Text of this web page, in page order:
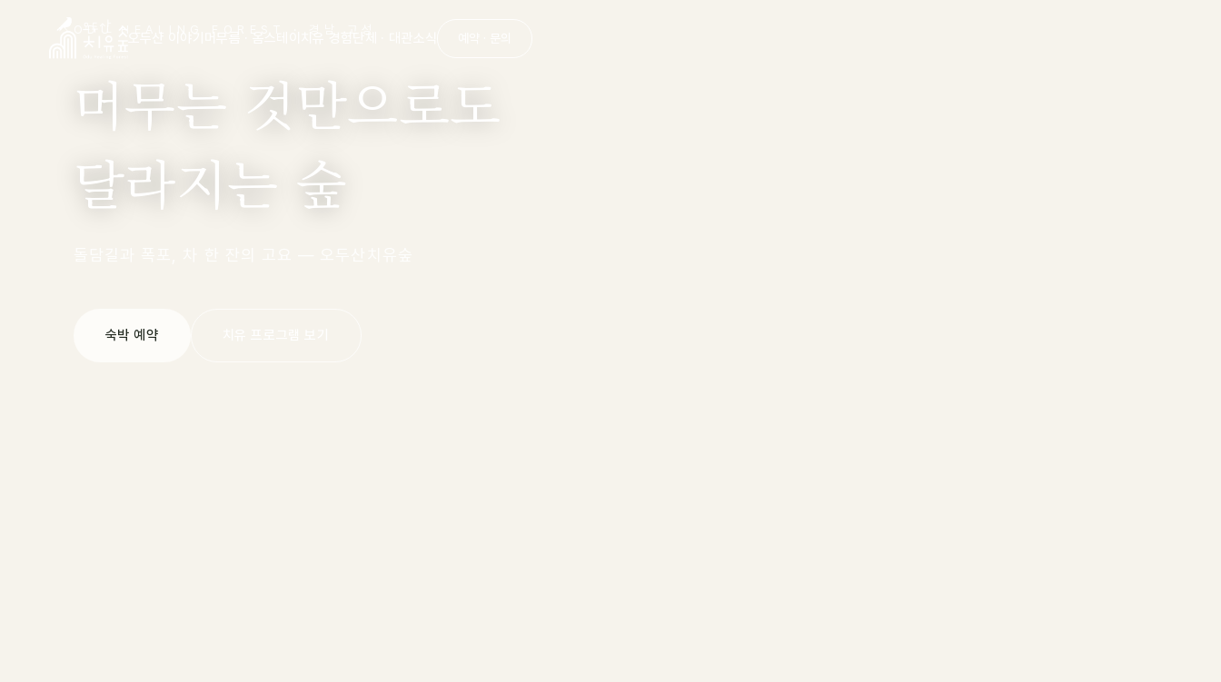
머무는 것만으로도
달라지는 숲
숙박 예약